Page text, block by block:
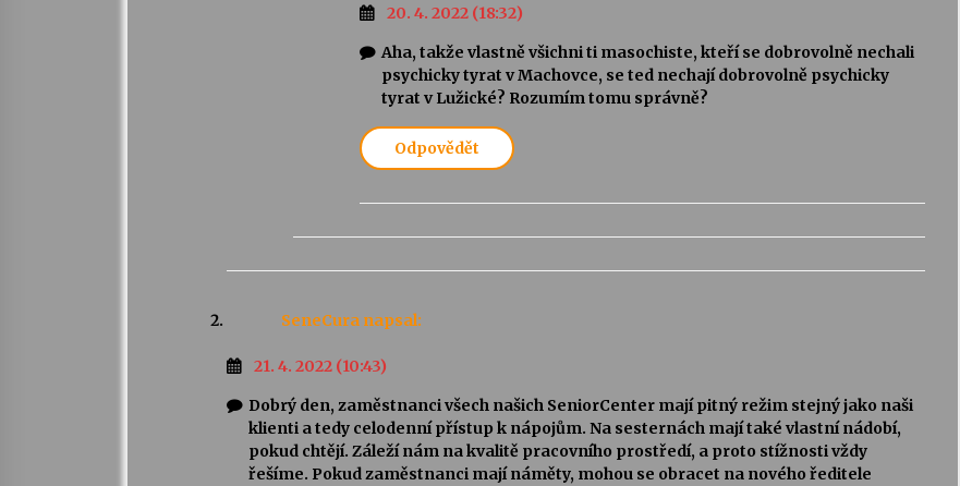
20. 4. 2022 (18:32)
Aha, takže vlastně všichni ti masochiste, kteří se dobrovolně nechali
psychicky tyrat v Machovce, se ted nechají dobrovolně psychicky
tyrat v Lužické? Rozumím tomu správně?
Odpovědět
SeneCura napsal:
21. 4. 2022 (10:43)
Dobrý den, zaměstnanci všech našich SeniorCenter mají pitný režim stejný jako naši
klienti a tedy celodenní přístup k nápojům. Na sesternách mají také vlastní nádobí,
pokud chtějí. Záleží nám na kvalitě pracovního prostředí, a proto stížnosti vždy
řešíme. Pokud zaměstnanci mají náměty, mohou se obracet na nového ředitele